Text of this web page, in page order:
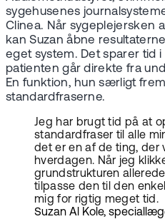
sygehusenes
Clinea. Når sygeplejersken
kan Suzan åbne
eget system. Det sparer tid
patienten går direkte fra
En funktion, hun særligt
standardfraserne.
Jeg har brugt tid på at
standardfraser til alle
det er en af de ting, der
hverdagen. Når jeg
grundstrukturen
tilpasse den til den
mig for rigtig meget tid.
Suzan Al Kole,